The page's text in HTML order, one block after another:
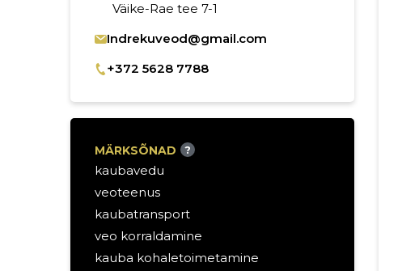
Väike-Rae tee 7-1
Indrekuveod@gmail.com
+372 5628 7788
MÄRKSÕNAD ?
kaubavedu
veoteenus
kaubatransport
veo korraldamine
kauba kohaletoimetamine